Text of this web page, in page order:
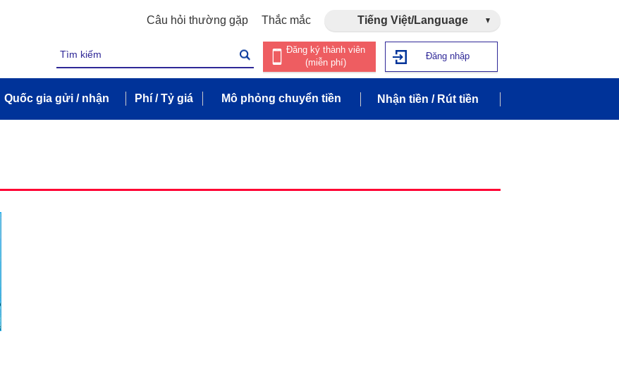
Câu hỏi thường gặp Thắc mắc Tiếng Việt/Language
Đăng ký thành viên
(miễn phí)
Đăng nhập
Quốc gia gửi / nhận Phí / Tỷ giá Mô phỏng chuyển tiền Nhận tiền / Rút tiền